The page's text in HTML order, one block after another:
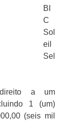
BI
C
Sol
eil
Sel
a um
1 (um)
(seis mil